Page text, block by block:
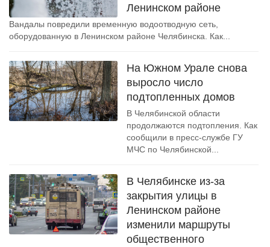
Ленинском районе
Вандалы повредили временную водоотводную сеть,
оборудованную в Ленинском районе Челябинска. Как...
На Южном Урале снова
выросло число
подтопленных домов
В Челябинской области
продолжаются подтопления. Как
сообщили в пресс-службе ГУ
МЧС по Челябинской...
В Челябинске из-за
закрытия улицы в
Ленинском районе
изменили маршруты
общественного